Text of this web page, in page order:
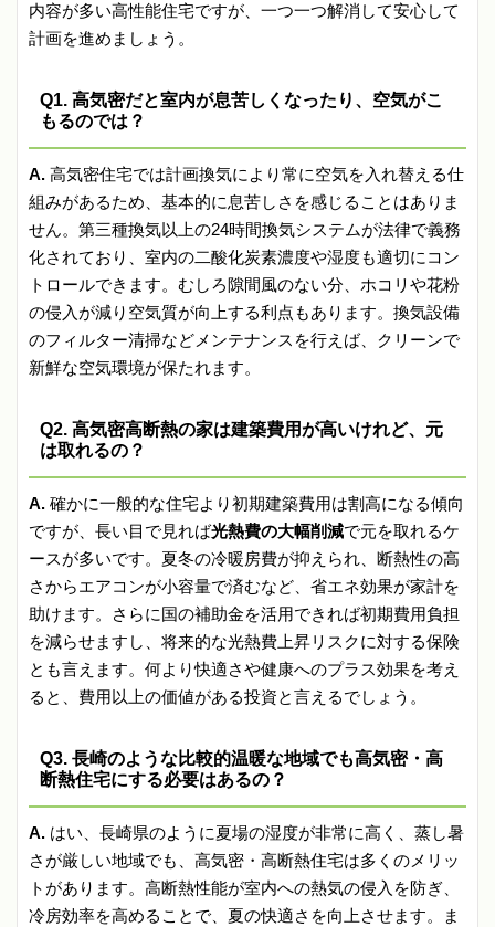
内容が多い高性能住宅ですが、一つ一つ解消して安心して
計画を進めましょう。
Q1. 高気密だと室内が息苦しくなったり、空気がこ
もるのでは？
A. 高気密住宅では計画換気により常に空気を入れ替える仕
組みがあるため、基本的に息苦しさを感じることはありま
せん。第三種換気以上の24時間換気システムが法律で義務
化されており、室内の二酸化炭素濃度や湿度も適切にコン
トロールできます。むしろ隙間風のない分、ホコリや花粉
の侵入が減り空気質が向上する利点もあります。換気設備
のフィルター清掃などメンテナンスを行えば、クリーンで
新鮮な空気環境が保たれます。
Q2. 高気密高断熱の家は建築費用が高いけれど、元
は取れるの？
A. 確かに一般的な住宅より初期建築費用は割高になる傾向
ですが、長い目で見れば光熱費の大幅削減で元を取れるケ
ースが多いです。夏冬の冷暖房費が抑えられ、断熱性の高
さからエアコンが小容量で済むなど、省エネ効果が家計を
助けます。さらに国の補助金を活用できれば初期費用負担
を減らせますし、将来的な光熱費上昇リスクに対する保険
とも言えます。何より快適さや健康へのプラス効果を考え
ると、費用以上の価値がある投資と言えるでしょう。
Q3. 長崎のような比較的温暖な地域でも高気密・高
断熱住宅にする必要はあるの？
A. はい、長崎県のように夏場の湿度が非常に高く、蒸し暑
さが厳しい地域でも、高気密・高断熱住宅は多くのメリッ
トがあります。高断熱性能が室内への熱気の侵入を防ぎ、
冷房効率を高めることで、夏の快適さを向上させます。ま